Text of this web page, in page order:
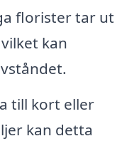
florister tar ut
kan
till kort eller
kan detta